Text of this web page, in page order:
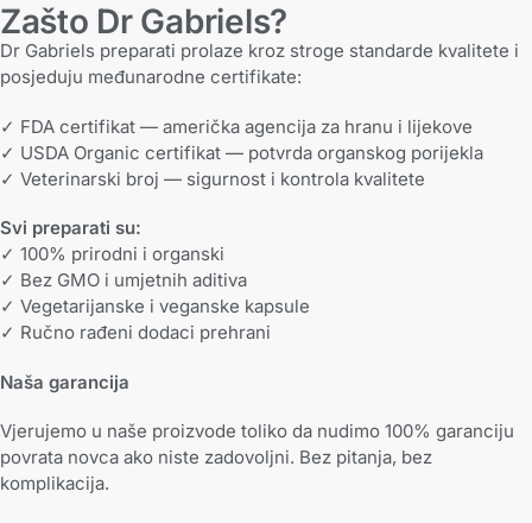
Zašto Dr Gabriels?
Dr Gabriels preparati prolaze kroz stroge standarde kvalitete i
posjeduju međunarodne certifikate:
✓ FDA certifikat — američka agencija za hranu i lijekove
✓ USDA Organic certifikat — potvrda organskog porijekla
✓ Veterinarski broj — sigurnost i kontrola kvalitete
Svi preparati su:
✓ 100% prirodni i organski
✓ Bez GMO i umjetnih aditiva
✓ Vegetarijanske i veganske kapsule
✓ Ručno rađeni dodaci prehrani
Naša garancija
Vjerujemo u naše proizvode toliko da nudimo 100% garanciju
povrata novca ako niste zadovoljni. Bez pitanja, bez
komplikacija.